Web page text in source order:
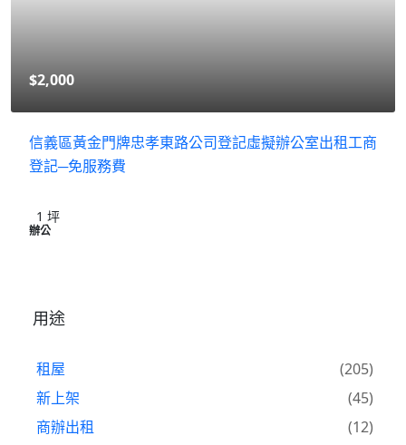
$2,000
信義區黃金門牌忠孝東路公司登記虛擬辦公室出租工商
登記─免服務費
1 坪
辦公
用途
租屋
(205)
新上架
(45)
商辦出租
(12)